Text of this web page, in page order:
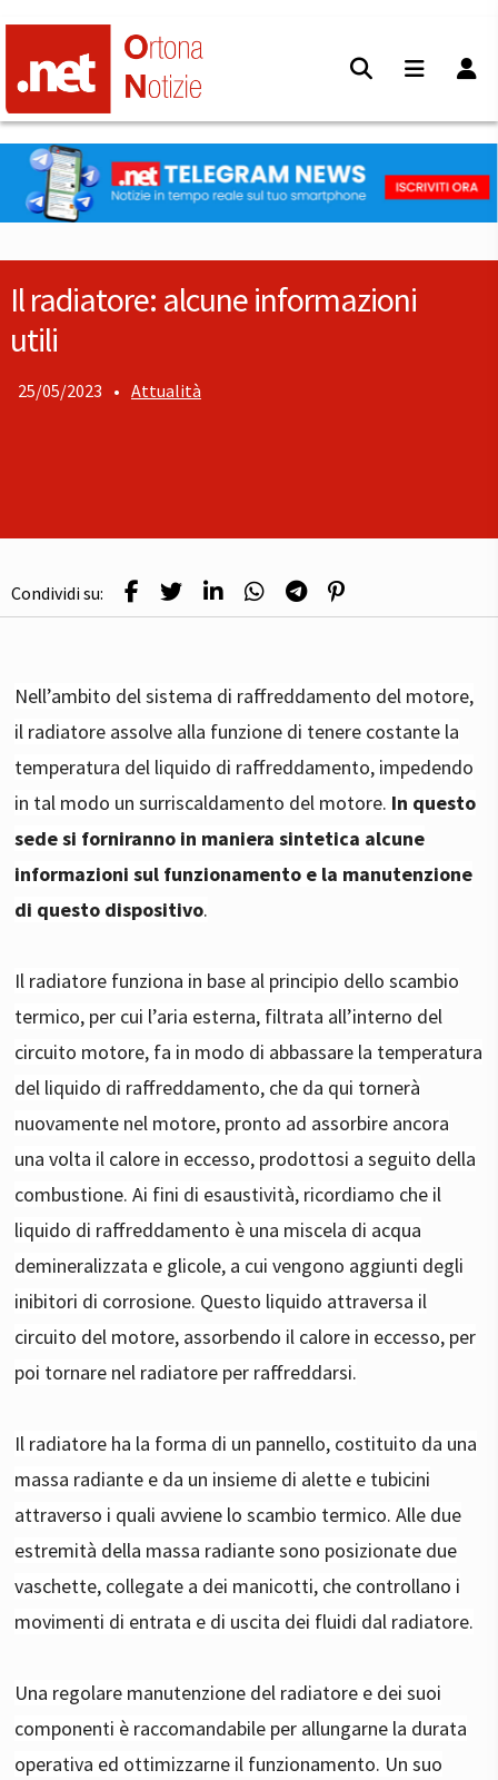
Il radiatore: alcune informazioni
utili
25/05/2023 • Attualità
Condividi su:
Nell’ambito del sistema di raffreddamento del motore,
il radiatore assolve alla funzione di tenere costante la
temperatura del liquido di raffreddamento, impedendo
in tal modo un surriscaldamento del motore. In questo
sede si forniranno in maniera sintetica alcune
informazioni sul funzionamento e la manutenzione
di questo dispositivo.
Il radiatore funziona in base al principio dello scambio
termico, per cui l’aria esterna, filtrata all’interno del
circuito motore, fa in modo di abbassare la temperatura
del liquido di raffreddamento, che da qui tornerà
nuovamente nel motore, pronto ad assorbire ancora
una volta il calore in eccesso, prodottosi a seguito della
combustione. Ai fini di esaustività, ricordiamo che il
liquido di raffreddamento è una miscela di acqua
demineralizzata e glicole, a cui vengono aggiunti degli
inibitori di corrosione. Questo liquido attraversa il
circuito del motore, assorbendo il calore in eccesso, per
poi tornare nel radiatore per raffreddarsi.
Il radiatore ha la forma di un pannello, costituito da una
massa radiante e da un insieme di alette e tubicini
attraverso i quali avviene lo scambio termico. Alle due
estremità della massa radiante sono posizionate due
vaschette, collegate a dei manicotti, che controllano i
movimenti di entrata e di uscita dei fluidi dal radiatore.
Una regolare manutenzione del radiatore e dei suoi
componenti è raccomandabile per allungarne la durata
operativa ed ottimizzarne il funzionamento. Un suo